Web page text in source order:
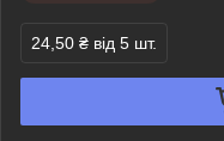
24,50 ₴ від 5 шт.